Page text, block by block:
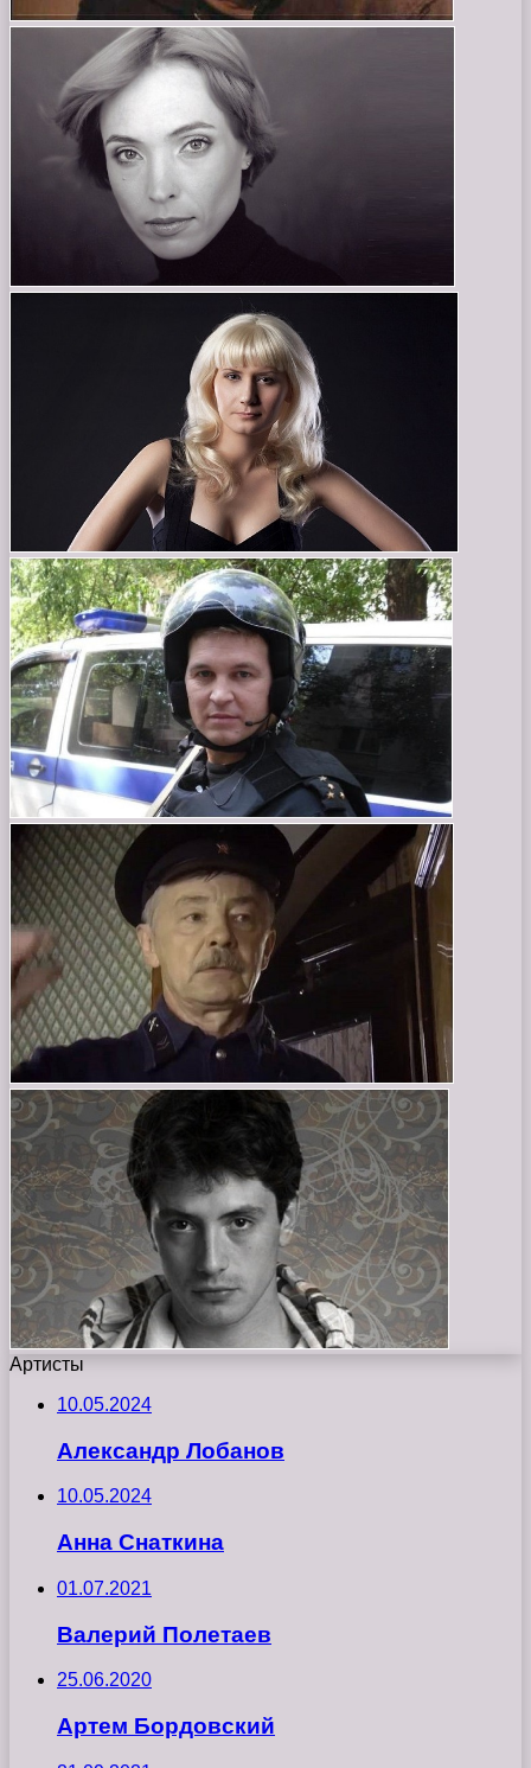
Артисты
10.05.2024
Александр Лобанов
10.05.2024
Анна Снаткина
01.07.2021
Валерий Полетаев
25.06.2020
Артем Бордовский